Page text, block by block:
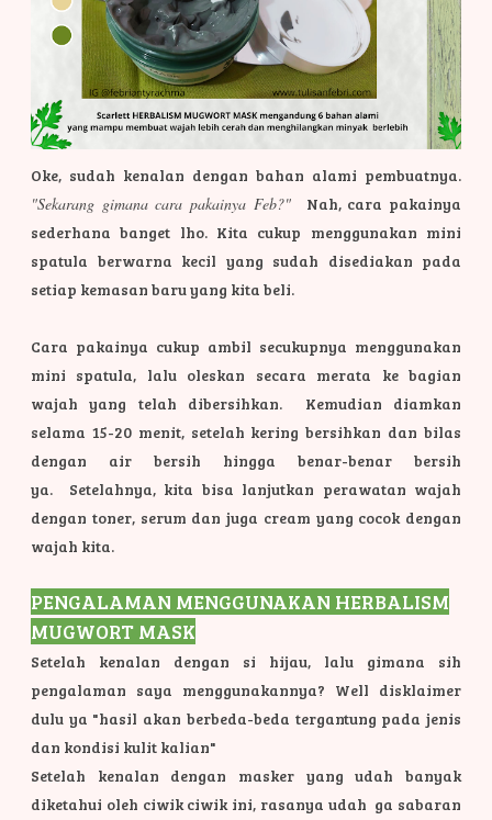
Oke, sudah kenalan dengan bahan alami pembuatnya.
"Sekarang gimana cara pakainya Feb?" Nah, cara pakainya
sederhana banget lho. Kita cukup menggunakan mini
spatula berwarna kecil yang sudah disediakan pada
setiap kemasan baru yang kita beli.
Cara pakainya cukup ambil secukupnya menggunakan
mini spatula, lalu oleskan secara merata ke bagian
wajah yang telah dibersihkan. Kemudian diamkan
selama 15-20 menit, setelah kering bersihkan dan bilas
dengan air bersih hingga benar-benar bersih
ya. Setelahnya, kita bisa lanjutkan perawatan wajah
dengan toner, serum dan juga cream yang cocok dengan
wajah kita.
PENGALAMAN MENGGUNAKAN HERBALISM
MUGWORT MASK
Setelah kenalan dengan si hijau, lalu gimana sih
pengalaman saya menggunakannya? Well disklaimer
dulu ya "hasil akan berbeda-beda tergantung pada jenis
dan kondisi kulit kalian"
Setelah kenalan dengan masker yang udah banyak
diketahui oleh ciwik ciwik ini, rasanya udah ga sabaran